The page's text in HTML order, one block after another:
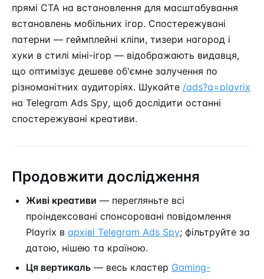
прямі CTA на встановлення для масштабування
встановлень мобільних ігор. Спостережувані
патерни — геймплейні кліпи, тизери нагород і
хуки в стилі міні-ігор — відображають видавця,
що оптимізує дешеве об'ємне залучення по
різноманітних аудиторіях. Шукайте /ads?q=playrix
на Telegram Ads Spy, щоб дослідити останні
спостережувані креативи.
Продовжити дослідження
Живі креативи — перегляньте всі
проіндексовані спонсоровані повідомлення
Playrix в архіві Telegram Ads Spy; фільтруйте за
датою, нішею та країною.
Ця вертикаль — весь кластер Gaming-